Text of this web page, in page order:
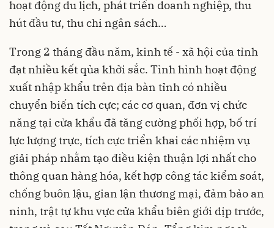
hoạt động du lịch, phát triển doanh nghiệp, thu
hút đầu tư, thu chi ngân sách…
Trong 2 tháng đầu năm, kinh tế - xã hội của tỉnh
đạt nhiều kết qủa khởi sắc. Tình hình hoạt động
xuất nhập khẩu trên địa bàn tỉnh có nhiều
chuyển biến tích cực; các cơ quan, đơn vị chức
năng tại cửa khẩu đã tăng cường phối hợp, bố trí
lực lượng trực, tích cực triển khai các nhiệm vụ
giải pháp nhằm tạo điều kiện thuận lợi nhất cho
thông quan hàng hóa, kết hợp công tác kiểm soát,
chống buôn lậu, gian lận thương mại, đảm bảo an
ninh, trật tự khu vực cửa khẩu biên giới dịp trước,